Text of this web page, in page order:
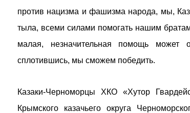
против нацизма и фашизма народа, мы,
тыла, всеми силами помогать нашим
малая, незначительная помощь может
сплотившись, мы сможем победить.
Казаки-Черноморцы ХКО «Хутор
Крымского казачьего округа